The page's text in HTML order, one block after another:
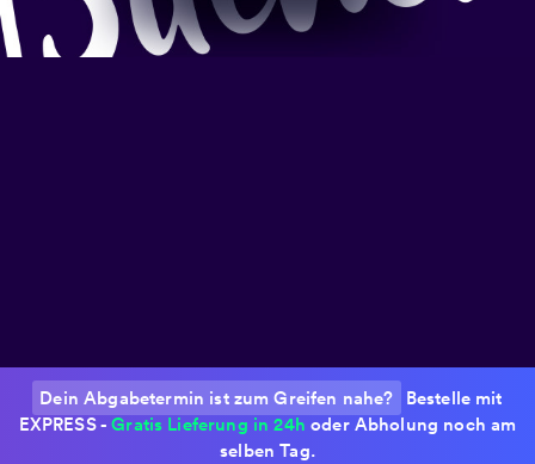
Dein Abgabetermin ist zum Greifen nahe? Bestelle mit
EXPRESS -Gratis Lieferung in 24h oder Abholung noch am
selben Tag.